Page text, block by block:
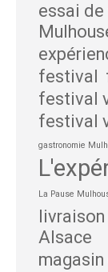
essai
festival
festival
festival
gastronomie
La Pause
Alsace